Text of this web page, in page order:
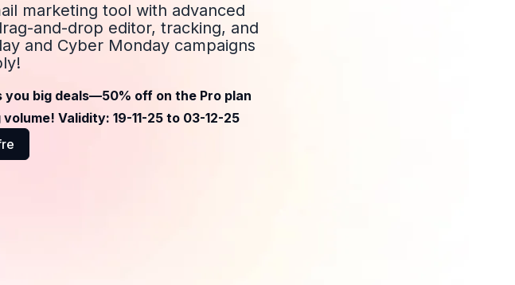
marketing tool with advanced
and-drop editor, tracking, and
and Cyber Monday campaigns
you big deals—50% off on the Pro plan
Validity: 19-11-25 to 03-12-25